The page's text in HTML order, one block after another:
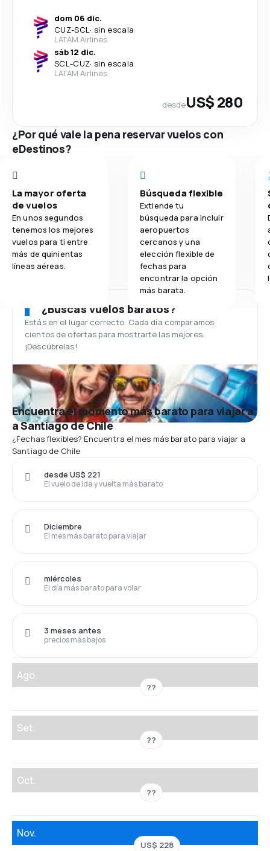
dom 06 dic.
CUZ-SCL· sin escala
LATAM Airlines
sáb 12 dic.
SCL-CUZ· sin escala
LATAM Airlines
desdeUS$ 280
¿Por qué vale la pena reservar vuelos con
eDestinos?
La mayor oferta
de vuelos
En unos segundos
tenemos los mejores
vuelos para ti entre
más de quinientas
líneas aéreas.
Búsqueda flexible
Extiende tu
búsqueda para incluir
aeropuertos
cercanos y una
elección flexible de
fechas para
encontrar la opción
más barata.
¿Buscas vuelos baratos?
Estás en el lugar correcto. Cada día comparamos
cientos de ofertas para mostrarte las mejores.
¡Descúbrelas!
Encuentra el momento más barato para viajar a
a Santiago de Chile
¿Fechas flexibles? Encuentra el mes más barato para viajar a
Santiago de Chile
El vuelo de ida y vuelta más barato
desde US$ 221
El mes más barato para viajar
Diciembre
El día más barato para volar
miércoles
precios más bajos
3 meses antes
Ago.
??
Set.
??
Oct.
??
Nov.
US$ 228